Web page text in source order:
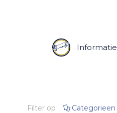
Informatie
Filter op Categorieen